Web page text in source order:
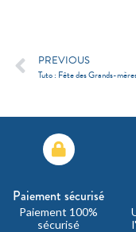
PREVIOUS
Tuto : Fête des Grands-
Paiement sécurisé
Paiement 100%
sécurisé